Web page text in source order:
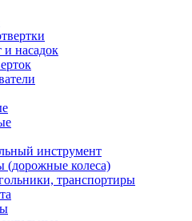
насадок
инструмент
(дорожные колеса)
транспортиры